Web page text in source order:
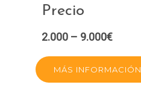
Precio
2.000 – 9.000€
MÁS INFORMACIÓN